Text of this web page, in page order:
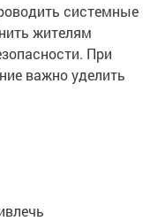
системные
жителям
При
важно уделить